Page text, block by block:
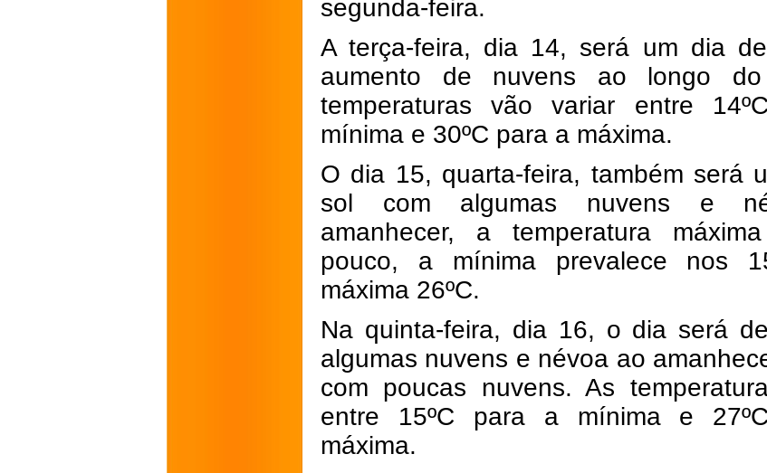
segunda-feira.
A terça-feira, dia 14, será um dia
aumento de nuvens ao longo
temperaturas vão variar entre
mínima e 30ºC para a máxima.
O dia 15, quarta-feira, também será
sol com algumas nuvens e
amanhecer, a temperatura
pouco, a mínima prevalece nos
máxima 26ºC.
Na quinta-feira, dia 16, o dia será
algumas nuvens e névoa ao
com poucas nuvens. As
entre 15ºC para a mínima e
máxima.